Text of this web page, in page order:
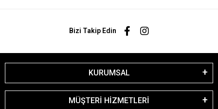
Bizi Takip Edin
KURUMSAL
MÜŞTERİ HİZMETLERİ